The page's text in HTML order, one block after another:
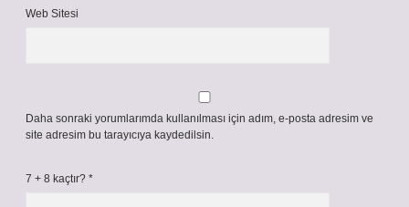
Web Sitesi
Daha sonraki yorumlarımda kullanılması için adım, e-posta adresim ve
site adresim bu tarayıcıya kaydedilsin.
7 + 8 kaçtır? *